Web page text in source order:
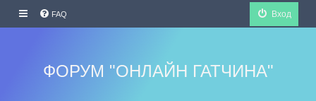
FAQ Вход
ФОРУМ "ОНЛАЙН ГАТЧИНА"